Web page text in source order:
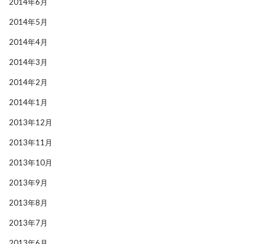
2014年6月
2014年5月
2014年4月
2014年3月
2014年2月
2014年1月
2013年12月
2013年11月
2013年10月
2013年9月
2013年8月
2013年7月